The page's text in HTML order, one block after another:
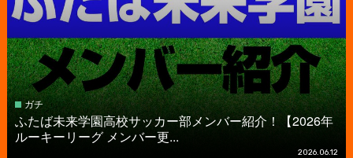
ガチ
ふたば未来学園高校サッカー部メンバー紹介！【2026年
ルーキーリーグ メンバー更...
2026.06.12